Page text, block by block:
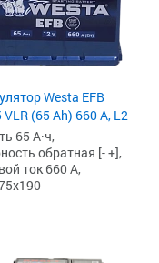
Westa EFB
VLR (65 Ah) 660 А, L2
65 А·ч,
обратная [- +],
ток 660 А,